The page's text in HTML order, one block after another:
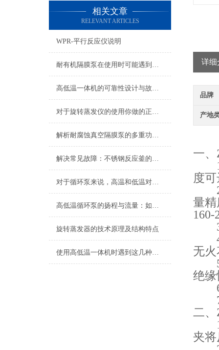
相关文章
RELEVANT ARTICLES
WPR-平行反应仪说明
耐有机隔膜泵在使用时可能遇到哪些问题?如何解决?
高低温一体机的可靠性设计与故障预防策略探讨
对于旋转蒸发仪的使用你做的正确吗？看这里！
解析耐腐蚀真空隔膜泵的多重功能与特点
解决常见故障：不锈钢反应釜的故障排除和维护
对于循环泵来说，高温和低温对产品各有什么影响
高低温循环泵的扬程与流量：如何满足远距离与多反应釜的流量分配需求
旋转蒸发器的技术原理及结构特点
使用高低温一体机时遇到这几种情况不要慌
详细
品牌
产地
一
1.
度
2.
量
3.
4.
无
5.
绝
7.
二
1.
夹